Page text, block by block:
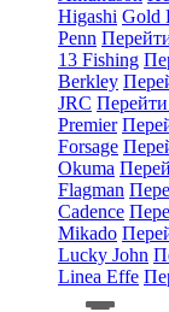
Higashi Gold
Penn
13 Fishing
Berkley
JRC
Premier
Forsage
Okuma
Flagman
Cadence
Mikado
Lucky John
Linea Effe